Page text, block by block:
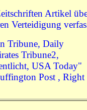
Artikel
Verteidigung
Tribune, Daily
Tribune2,
USA Today"
Post , Right